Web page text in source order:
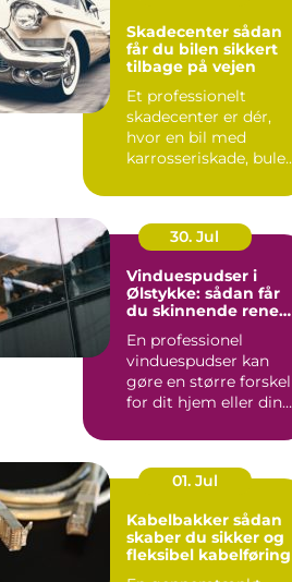
Skadecenter sådan
får du bilen sikkert
tilbage på vejen
Et professionelt
skadecenter er dér,
hvor en bil med
karrosseriskade, buler
b...
30. Jul
Vinduespudser i
Ølstykke: sådan får
du skinnende rene
En professionel
vinduespudser kan
gøre en større forskel
for dit hjem eller din
01. Jul
Kabelbakker sådan
skaber du sikker og
fleksibel kabelføring